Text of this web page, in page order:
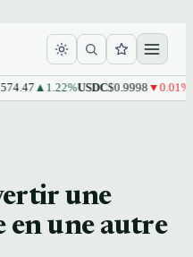
▲1.22%USDC$0.9998▼0.01%
une
une autre